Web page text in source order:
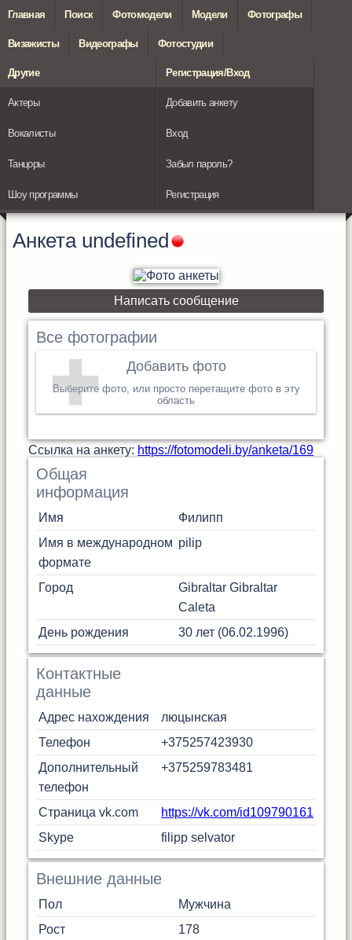
Главная Поиск Фотомодели Модели Фотографы
Визажисты Видеографы Фотостудии
Другие
Актеры
Вокалисты
Танцоры
Шоу программы
Регистрация/Вход
Добавить анкету
Вход
Забыл пароль?
Регистрация
Анкета undefined
Написать сообщение
Все фотографии
Добавить фото
Выберите фото, или просто перетащите фото в эту
область
Cсылка на анкету: https://fotomodeli.by/anketa/169
Общая
информация
Имя
Филипп
Имя в международном
формате
pilip
Город Gibraltar Gibraltar
Caleta
День рождения
30 лет (06.02.1996)
Контактные
данные
Адрес нахождения
люцынская
Телефон
+375257423930
Дополнительный
телефон
+375259783481
Страница vk.com
https://vk.com/id109790161
Skype
filipp selvator
Внешние данные
Пол
Мужчина
Рост
178